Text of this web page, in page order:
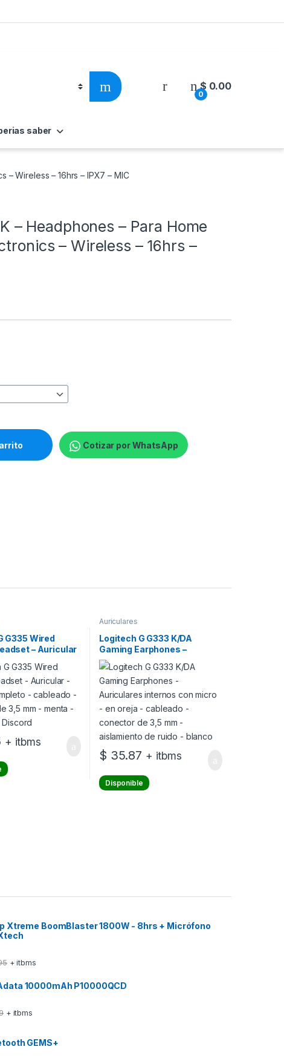
0
$ 0.00
saber
Wireless – 16hrs – IPX7 – MIC
– Headphones – Para Home
– Wireless – 16hrs –
Para Home audio / Para Portable electronics - Wireless - 16hrs -
Cotizar por WhatsApp
G335 Wired
– Auricular
–
conector de 3,5
– certificado
+ itbms
Auriculares
Logitech G G333 K/DA
Gaming Earphones –
Auriculares internos con
micro – en oreja – cableado –
conector de 3,5 mm –
aislamiento de ruido –
$ 35.87 + itbms
Disponible
Xtreme BoomBlaster 1800W - 8hrs + Micrófono
+ itbms
10000mAh P10000QCD
+ itbms
GEMS+